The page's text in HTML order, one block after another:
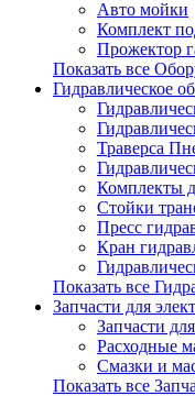
Авто мойки
Комплект
Прожектор
Показать все
Гидравлическое
Траверса
Комплекты
Стойки
Пресс
Кран
Показать все
Запчасти для
Запчасти
Расходные
Смазки и
Показать все